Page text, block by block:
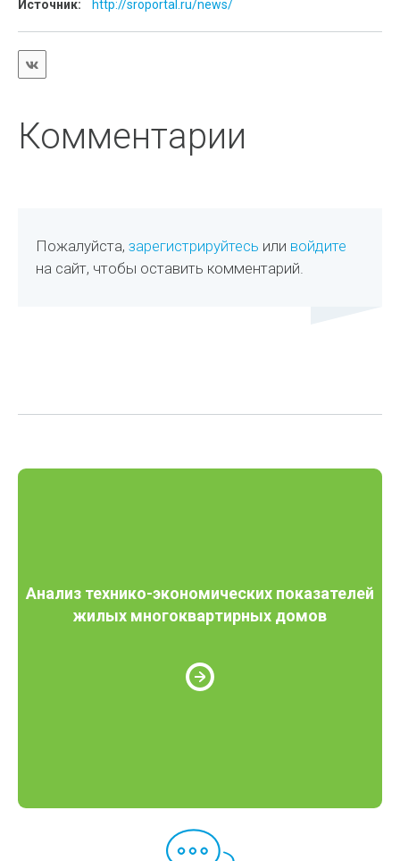
Источник: http://sroportal.ru/news/
Комментарии
Пожалуйста,зарегистрируйтесь или войдите
на сайт, чтобы оставить комментарий.
Анализ технико-экономических показателей
жилых многоквартирных домов